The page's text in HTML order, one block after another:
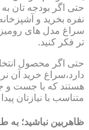
نفره بخرید و
سراغ مدل های
تر فکر کنید.
حتی اگر محصول
دارد،سراغ خرید آن
هستند که با جست و
متناسب با نیازتان
ظاهربین نباشید؛ به